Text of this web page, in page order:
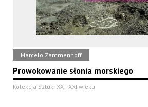
Marcelo Zammenhoff
Prowokowanie słonia morskiego
Kolekcja Sztuki XX i XXI wieku